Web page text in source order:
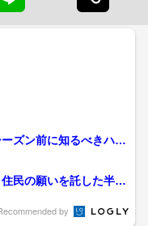
ズン前に知るべきハザ
民の願いを託した半世
by